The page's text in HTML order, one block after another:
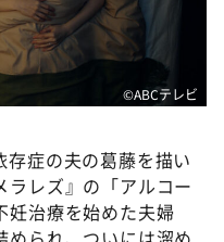
何にする？～
２
©️ABCテレビ
症の夫の葛藤を描い
ラレズ』の「アルコー
妊治療を始めた夫婦